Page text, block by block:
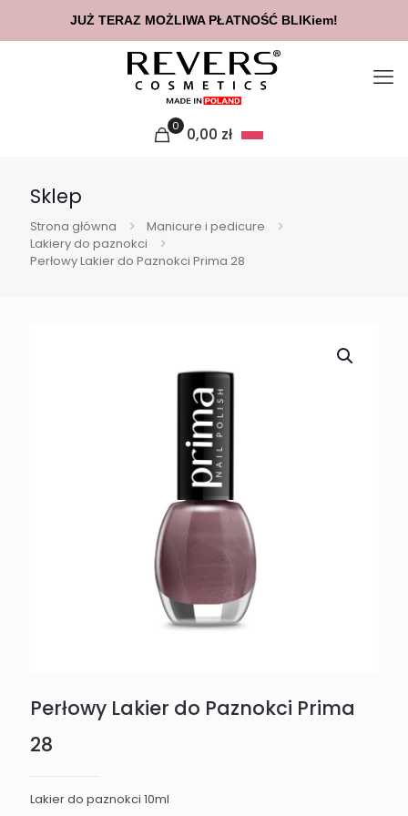
0 0,00 zł
Sklep
Strona główna
Manicure i pedicure
Lakiery do paznokci
Perłowy Lakier do Paznokci Prima 28
Perłowy Lakier do Paznokci Prima
28
Lakier do paznokci 10ml
JUŻ TERAZ MOŻLIWA PŁATNOŚĆ BLIKiem!